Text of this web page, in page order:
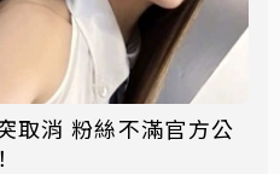
取消 粉絲不滿官方公